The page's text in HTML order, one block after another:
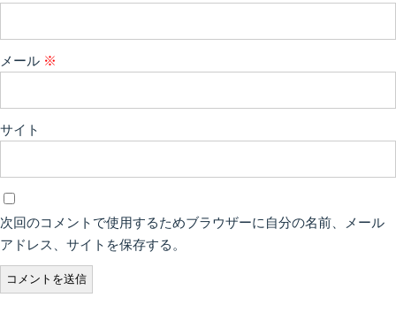
メール ※
サイト
次回のコメントで使用するためブラウザーに自分の名前、メール
アドレス、サイトを保存する。